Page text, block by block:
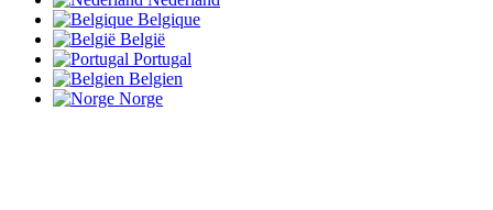
Belgique
België
Portugal
Belgien
Norge